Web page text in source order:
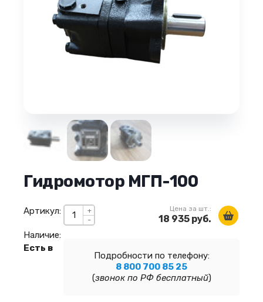
Гидромотор МГП-100
+
-
Цена за шт.:
18 935 руб.
Подробности по телефону:
8 800 700 85 25
(звонок по РФ бесплатный)
Артикул:
Наличие:
Есть в